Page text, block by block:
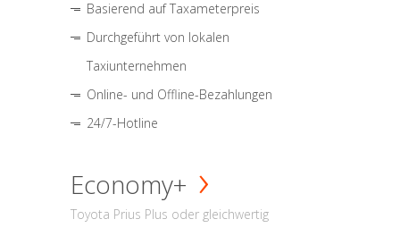
Basierend auf Taxameterpreis
Durchgeführt von lokalen
Taxiunternehmen
Online- und Offline-Bezahlungen
24/7-Hotline
Economy+
Toyota Prius Plus oder gleichwertig